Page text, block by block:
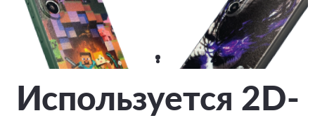
Используется 2D-